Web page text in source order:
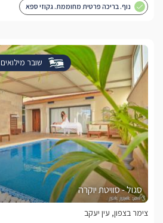
נוף. בריכה פרטית מחוממת. גקוזי ספא
שובר מילואים
סגול - סוויטת יוקרה
צימר בצפון, עין יעקב